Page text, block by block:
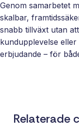
Genom samarbetet
skalbar,
snabb tillväxt utan
kundupplevelse
erbjudande – för
Relaterade